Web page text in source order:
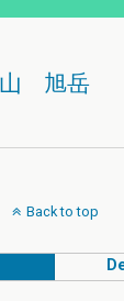
山 旭岳
Back to top